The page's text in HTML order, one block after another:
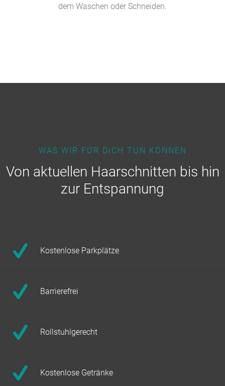
dem Waschen oder Schneiden.
WAS WIR FÜR DICH TUN KÖNNEN
Von aktuellen Haarschnitten bis hin
zur Entspannung
Kostenlose Parkplätze
Barrierefrei
Rollstuhlgerecht
Kostenlose Getränke